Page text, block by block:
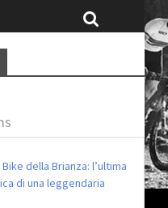
della Brianza: l’ultima
di una leggendaria